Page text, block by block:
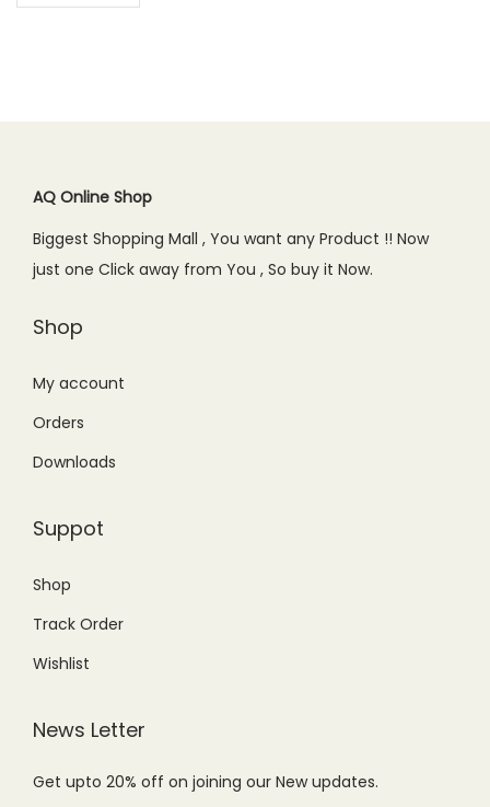
AQ Online Shop
Biggest Shopping Mall , You want any Product !! Now
just one Click away from You , So buy it Now.
Shop
My account
Orders
Downloads
Suppot
Shop
Track Order
Wishlist
News Letter
Get upto 20% off on joining our New updates.